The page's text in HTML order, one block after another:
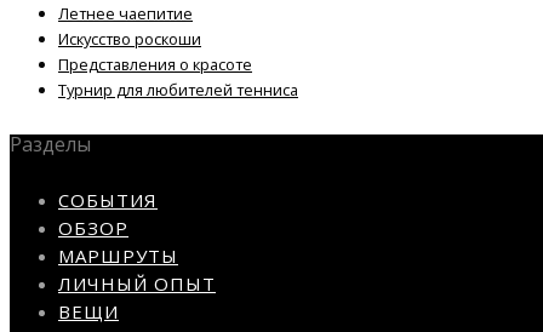
Летнее чаепитие
Искусство роскоши
Представления о красоте
Турнир для любителей тенниса
Разделы
СОБЫТИЯ
ОБЗОР
МАРШРУТЫ
ЛИЧНЫЙ ОПЫТ
ВЕЩИ